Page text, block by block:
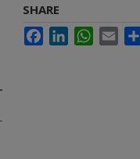
SHARE
FacebookLinkedInWhatsApp
Email